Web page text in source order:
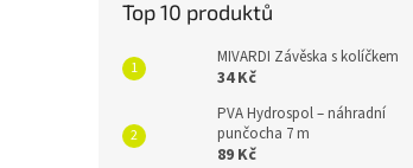
Top 10 produktů
MIVARDI Závěska s kolíčkem
34 Kč
PVA Hydrospol – náhradní
punčocha 7 m
89 Kč